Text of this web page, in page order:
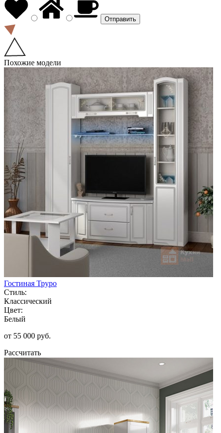
Похожие модели
Гостиная Труро
Стиль:
Классический
Цвет:
Белый
от 55 000 руб.
Рассчитать